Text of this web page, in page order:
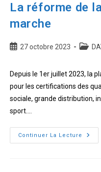
La réforme de
marche
Publication
27 octobre 2023
Post
Depuis le 1er juillet 2023, la
pour les certifications des
sociale, grande distribution,
sport.…
Continuer La Lecture